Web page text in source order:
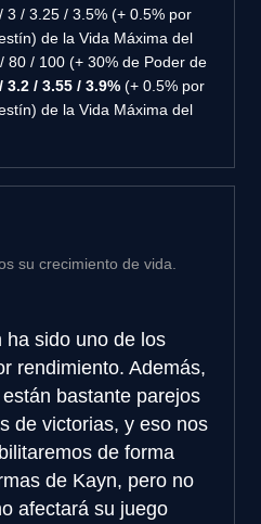
3 / 3.25 / 3.5% (+ 0.5% por
de la Vida Máxima del
/ 100 (+ 30% de Poder de
3.2 / 3.55 / 3.9% (+ 0.5% por
de la Vida Máxima del
su crecimiento de vida.
ha sido uno de los
rendimiento. Además,
bastante parejos
de victorias, y eso nos
de forma
de Kayn, pero no
afectará su juego